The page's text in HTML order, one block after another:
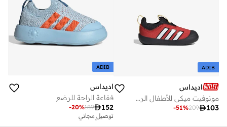
ADIB
اديداس
مونوفيت ميكي للأطفال الرضع
103
209
-51%
ADIB
اديداس
فقاعة الراحة للرضع
152
189
-20%
توصيل مجاني
تم بيع أكثر من 10 مؤخرا